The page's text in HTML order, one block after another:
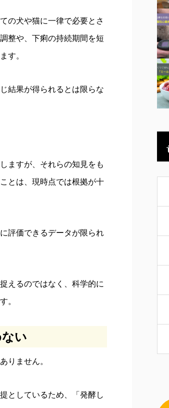
の犬や猫に一律で必要とさ
整や、下痢の持続期間を短
す。
結果が得られるとは限らな
ますが、それらの知見をも
とは、現時点では根拠が十
評価できるデータが限られ
えるのではなく、科学的に
。
い
りません。
としているため、「発酵し